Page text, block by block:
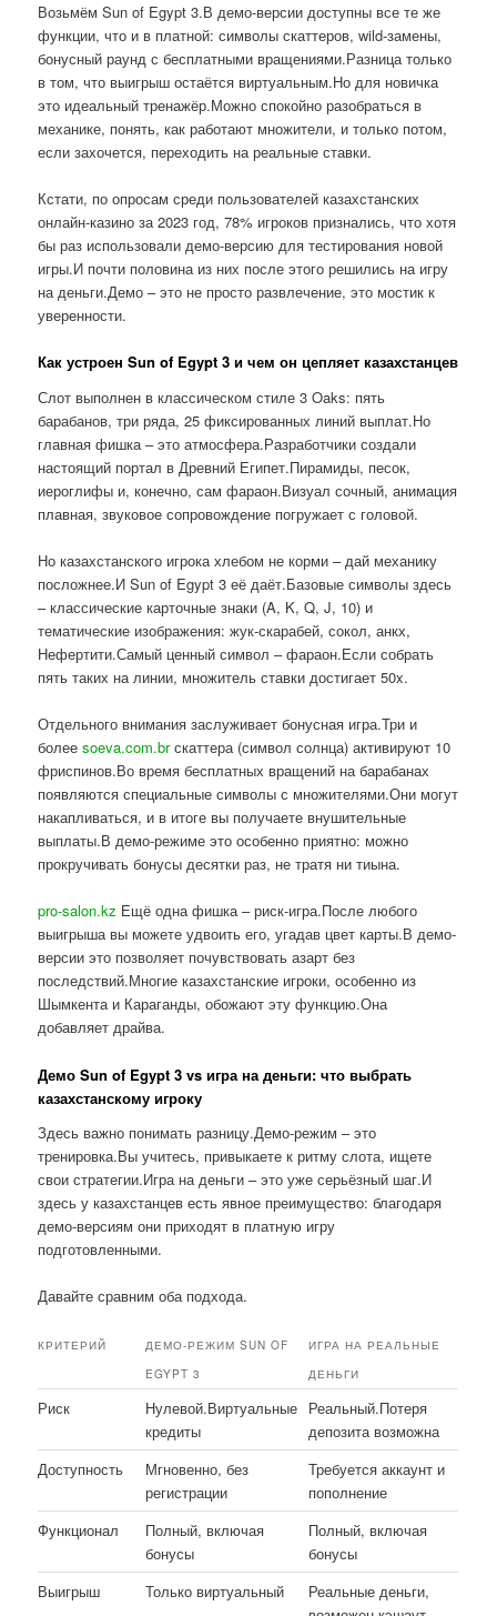
Возьмём Sun of Egypt 3.В демо-версии доступны все те же
функции, что и в платной: символы скаттеров, wild-замены,
бонусный раунд с бесплатными вращениями.Разница только
в том, что выигрыш остаётся виртуальным.Но для новичка
это идеальный тренажёр.Можно спокойно разобраться в
механике, понять, как работают множители, и только потом,
если захочется, переходить на реальные ставки.
Кстати, по опросам среди пользователей казахстанских
онлайн-казино за 2023 год, 78% игроков признались, что хотя
бы раз использовали демо-версию для тестирования новой
игры.И почти половина из них после этого решились на игру
на деньги.Демо – это не просто развлечение, это мостик к
уверенности.
Как устроен Sun of Egypt 3 и чем он цепляет казахстанцев
Слот выполнен в классическом стиле 3 Oaks: пять
барабанов, три ряда, 25 фиксированных линий выплат.Но
главная фишка – это атмосфера.Разработчики создали
настоящий портал в Древний Египет.Пирамиды, песок,
иероглифы и, конечно, сам фараон.Визуал сочный, анимация
плавная, звуковое сопровождение погружает с головой.
Но казахстанского игрока хлебом не корми – дай механику
посложнее.И Sun of Egypt 3 её даёт.Базовые символы здесь
– классические карточные знаки (A, K, Q, J, 10) и
тематические изображения: жук-скарабей, сокол, анкх,
Нефертити.Самый ценный символ – фараон.Если собрать
пять таких на линии, множитель ставки достигает 50x.
Отдельного внимания заслуживает бонусная игра.Три и
болееsoeva.com.brскаттера (символ солнца) активируют 10
фриспинов.Во время бесплатных вращений на барабанах
появляются специальные символы с множителями.Они могут
накапливаться, и в итоге вы получаете внушительные
выплаты.В демо-режиме это особенно приятно: можно
прокручивать бонусы десятки раз, не тратя ни тиына.
pro-salon.kz Ещё одна фишка – риск-игра.После любого
выигрыша вы можете удвоить его, угадав цвет карты.В демо-
версии это позволяет почувствовать азарт без
последствий.Многие казахстанские игроки, особенно из
Шымкента и Караганды, обожают эту функцию.Она
добавляет драйва.
Демо Sun of Egypt 3 vs игра на деньги: что выбрать
казахстанскому игроку
Здесь важно понимать разницу.Демо-режим – это
тренировка.Вы учитесь, привыкаете к ритму слота, ищете
свои стратегии.Игра на деньги – это уже серьёзный шаг.И
здесь у казахстанцев есть явное преимущество: благодаря
демо-версиям они приходят в платную игру
подготовленными.
Давайте сравним оба подхода.
КРИТЕРИЙ
ДЕМО-РЕЖИМ SUN OF
EGYPT 3
ИГРА НА РЕАЛЬНЫЕ
ДЕНЬГИ
Риск
Нулевой.Виртуальные
кредиты
Реальный.Потеря
депозита возможна
Доступность
Мгновенно, без
регистрации
Требуется аккаунт и
пополнение
Функционал
Полный, включая
бонусы
Полный, включая
бонусы
Выигрыш
Только виртуальный
Реальные деньги,